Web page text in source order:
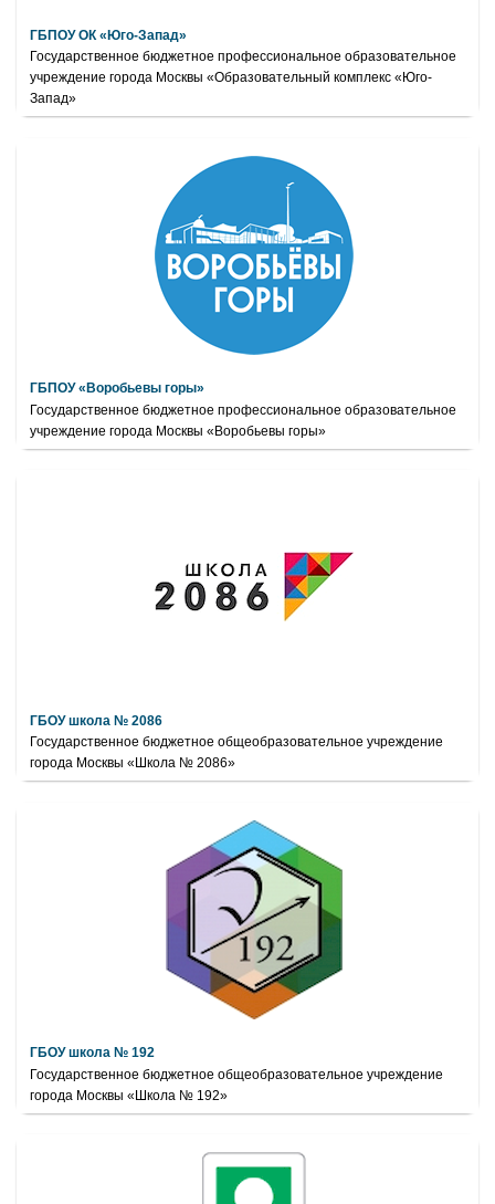
ГБПОУ ОК «Юго-Запад»
Государственное бюджетное профессиональное образовательное
учреждение города Москвы «Образовательный комплекс «Юго-
Запад»
ГБПОУ «Воробьевы горы»
Государственное бюджетное профессиональное образовательное
учреждение города Москвы «Воробьевы горы»
ГБОУ школа № 2086
Государственное бюджетное общеобразовательное учреждение
города Москвы «Школа № 2086»
ГБОУ школа № 192
Государственное бюджетное общеобразовательное учреждение
города Москвы «Школа № 192»